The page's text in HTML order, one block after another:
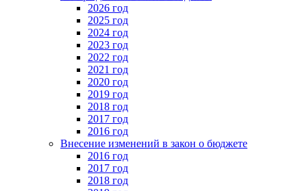
2026 год
2025 год
2024 год
2023 год
2022 год
2021 год
2020 год
2019 год
2018 год
2017 год
2016 год
Внесение изменений в закон о бюджете
2016 год
2017 год
2018 год